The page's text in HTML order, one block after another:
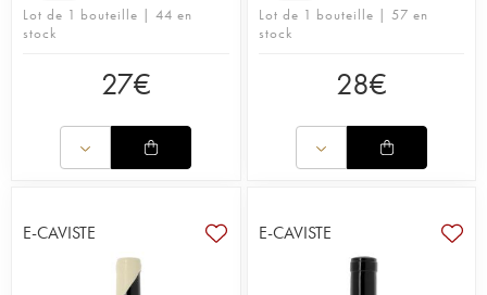
Lot de 1 bouteille | 44 en
stock
27€
Lot de 1 bouteille | 57 en
stock
28€
E-CAVISTE E-CAVISTE